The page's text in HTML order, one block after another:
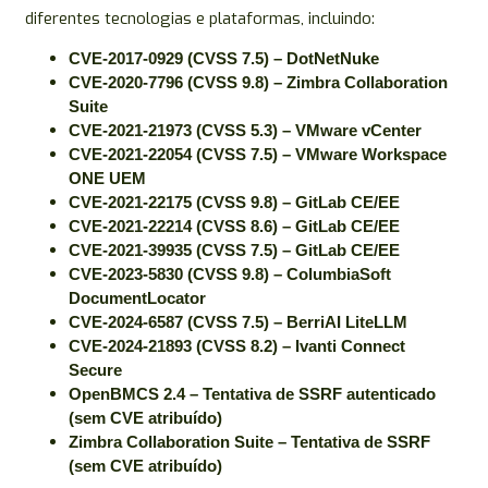
diferentes tecnologias e plataformas, incluindo:
CVE-2017-0929 (CVSS 7.5) – DotNetNuke
CVE-2020-7796 (CVSS 9.8) – Zimbra Collaboration
Suite
CVE-2021-21973 (CVSS 5.3) – VMware vCenter
CVE-2021-22054 (CVSS 7.5) – VMware Workspace
ONE UEM
CVE-2021-22175 (CVSS 9.8) – GitLab CE/EE
CVE-2021-22214 (CVSS 8.6) – GitLab CE/EE
CVE-2021-39935 (CVSS 7.5) – GitLab CE/EE
CVE-2023-5830 (CVSS 9.8) – ColumbiaSoft
DocumentLocator
CVE-2024-6587 (CVSS 7.5) – BerriAI LiteLLM
CVE-2024-21893 (CVSS 8.2) – Ivanti Connect
Secure
OpenBMCS 2.4 – Tentativa de SSRF autenticado
(sem CVE atribuído)
Zimbra Collaboration Suite – Tentativa de SSRF
(sem CVE atribuído)